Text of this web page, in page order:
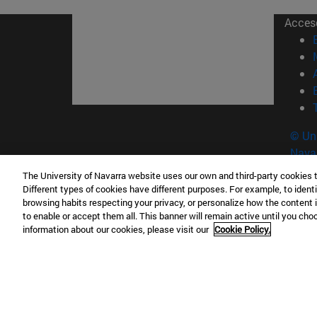
©
Campus Pamplona
Campus Universitario 31009 Pamplona
España
Pº de
The University of Navarra website uses our own and third-party
Different types of cookies have different purposes. For example, to
browsing habits respecting your privacy, or personalize how the
to enable or accept them all. This banner will remain active until you
information about our cookies, please visit our Cookie Policy.